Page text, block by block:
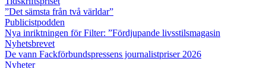
”Det sämsta från två världar”
Publicistpodden
Nya inriktningen för Filter: ”Fördjupande livsstilsmagasin
Nyhetsbrevet
De vann Fackförbundspressens journalistpriser 2026
Nyheter